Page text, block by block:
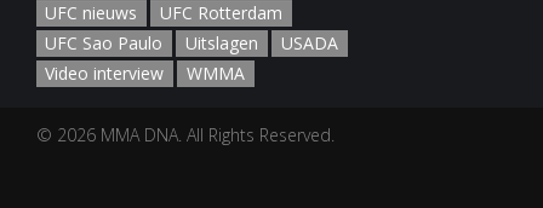
UFC nieuws
UFC Rotterdam
UFC Sao Paulo
Uitslagen
USADA
Video interview
WMMA
© 2026 MMA DNA. All Rights Reserved.